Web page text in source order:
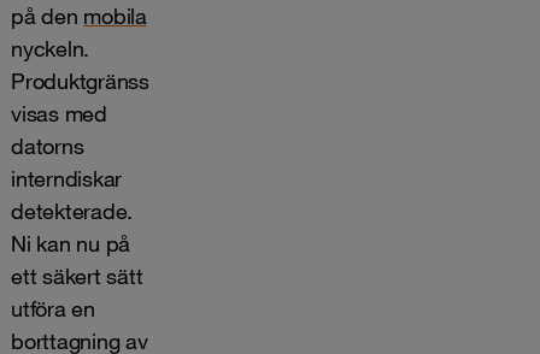
på den mobila
nyckeln.
Produktgränssnittet
visas med
datorns
interndiskar
detekterade.
Ni kan nu på
ett säkert sätt
utföra en
borttagning av